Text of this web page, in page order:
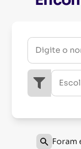
Digite o
Foram